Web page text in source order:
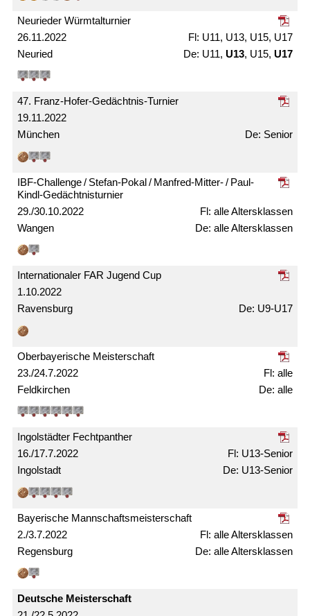
26.11.2022
Neurieder Würmtal­turnier
Neuried
U11, U13, U15, U17
U11, U13, U15, U17
19.11.2022
47. Franz-Hofer-Gedächtnis-Turnier
München Senior
29./30.10.2022
IBF-Challenge / Stefan-Pokal / Manfred-Mitter- / Paul-
Kindl-Gedächtnis­turnier
Wangen
alle Alters­klassen
alle Alters­klassen
1.10.2022
Internationaler FAR Jugend Cup
Ravensburg U9-U17
23./24.7.2022
Ober­bayerische Meister­schaft
Feldkirchen
alle
alle
16./17.7.2022
Ingolstädter Fechtpanther
Ingolstadt
U13-Senior
U13-Senior
2./3.7.2022
Bayerische Mann­schafts­meister­schaft
Regensburg
alle Alters­klassen
alle Alters­klassen
Deutsche Meister­schaft